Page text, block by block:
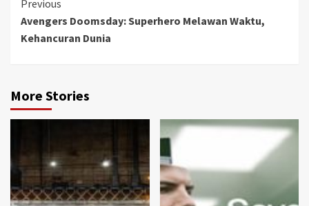
Continue
Reading
Previous
Avengers Doomsday: Superhero Melawan Waktu,
Kehancuran Dunia
More Stories